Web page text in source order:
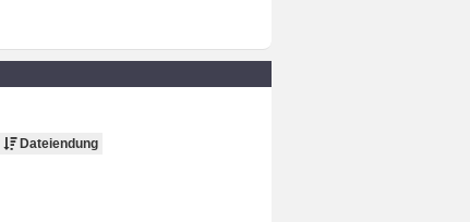
Dateiendung